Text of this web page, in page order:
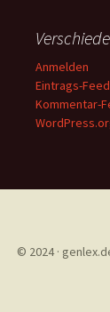
Anmelden
Eintrags-Feed
Kommentar-
© 2024 ·